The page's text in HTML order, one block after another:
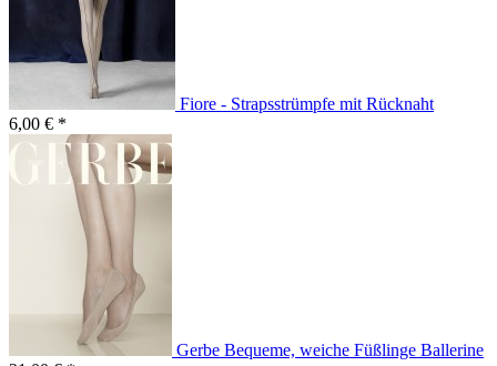
Fiore - Strapsstrümpfe mit Rücknaht
6,00 € *
Gerbe Bequeme, weiche Füßlinge Ballerine